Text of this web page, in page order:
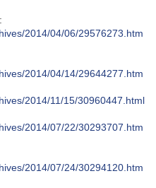
2014/04/06/29576273.htm
2014/04/14/29644277.htm
2014/11/15/30960447.html
2014/07/22/30293707.htm
2014/07/24/30294120.htm